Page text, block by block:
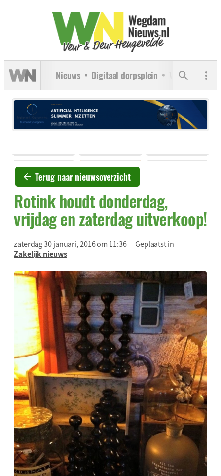
Nieuws Digitaal dorpsplein Verenigingen
Terug naar nieuwsoverzicht
Rotink houdt donderdag,
vrijdag en zaterdag uitverkoop!
zaterdag 30 januari, 2016 om 11:36
Geplaatst in
Zakelijk nieuws